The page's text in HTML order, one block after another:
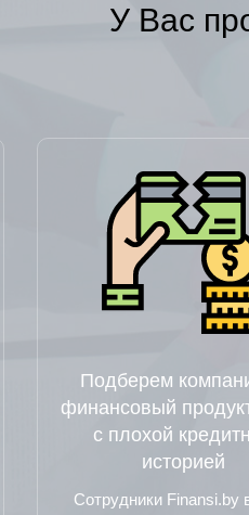
У Вас
Подберем
финансовый
с плохой
историей
Сотрудники Finansi.by